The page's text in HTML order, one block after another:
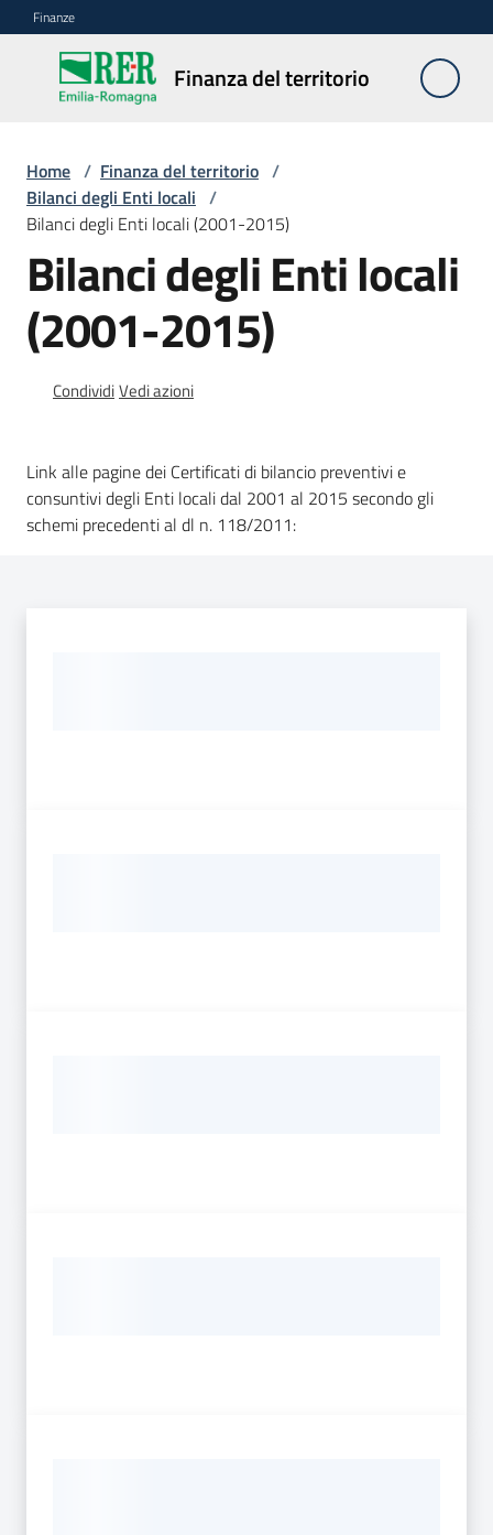
Vai al contenuto
Vai alla navigazione
Vai al footer
Finanze
Finanza del territorio
Finanza
del
Bilanci
degli
Enti
locali
Analisi
Normativa
Home / Finanza del territorio /
Bilanci degli Enti locali /
Bilanci degli Enti locali (2001-2015)
Bilanci degli Enti locali
(2001-2015)
CondividiVedi azioni
Link alle pagine dei Certificati di bilancio preventivi e
consuntivi degli Enti locali dal 2001 al 2015 secondo gli
schemi precedenti al dl n. 118/2011: